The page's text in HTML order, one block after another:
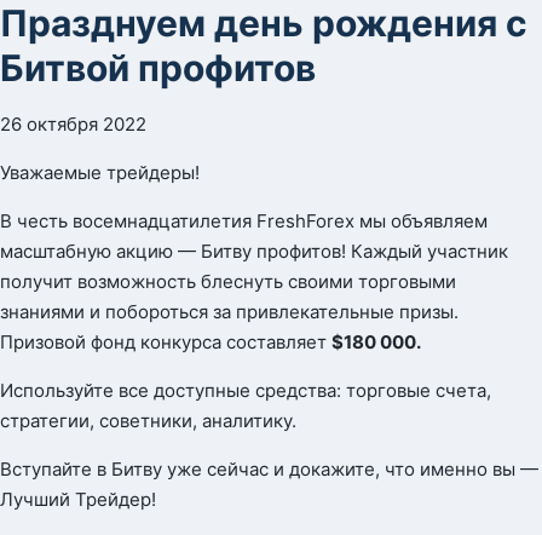
Празднуем день рождения с
Битвой профитов
26 октября 2022
Уважаемые трейдеры!
В честь восемнадцатилетия FreshForex мы объявляем
масштабную акцию — Битву профитов! Каждый участник
получит возможность блеснуть своими торговыми
знаниями и побороться за привлекательные призы.
Призовой фонд конкурса составляет $180 000.
Используйте все доступные средства: торговые счета,
стратегии, советники, аналитику.
Вступайте в Битву уже сейчас и докажите, что именно вы —
Лучший Трейдер!